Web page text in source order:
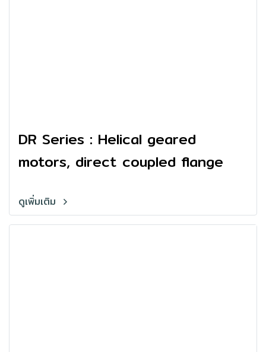
DR Series : Helical geared
motors, direct coupled flange
ดูเพิ่มเติม